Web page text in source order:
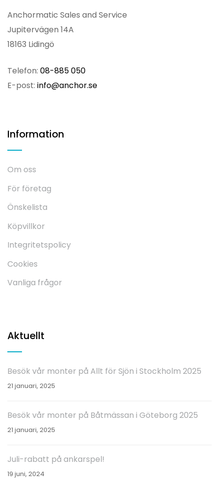
Anchormatic Sales and Service
Jupitervägen 14A
18163 Lidingö
Telefon: 08-885 050
E-post: info@anchor.se
Information
Om oss
För företag
Önskelista
Köpvillkor
Integritetspolicy
Cookies
Vanliga frågor
Aktuellt
Besök vår monter på Allt för Sjön i Stockholm 2025
21 januari, 2025
Besök vår monter på Båtmässan i Göteborg 2025
21 januari, 2025
Juli-rabatt på ankarspel!
19 juni, 2024